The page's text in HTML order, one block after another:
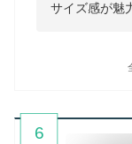
サイズ感が魅
6